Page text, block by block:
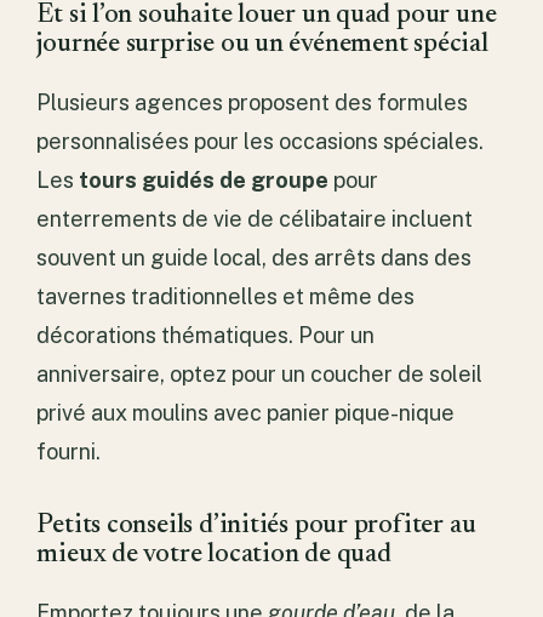
Et si l’on souhaite louer un quad pour une
journée surprise ou un événement spécial
Plusieurs agences proposent des formules
personnalisées pour les occasions spéciales.
Les tours guidés de groupe pour
enterrements de vie de célibataire incluent
souvent un guide local, des arrêts dans des
tavernes traditionnelles et même des
décorations thématiques. Pour un
anniversaire, optez pour un coucher de soleil
privé aux moulins avec panier pique-nique
fourni.
Petits conseils d’initiés pour profiter au
mieux de votre location de quad